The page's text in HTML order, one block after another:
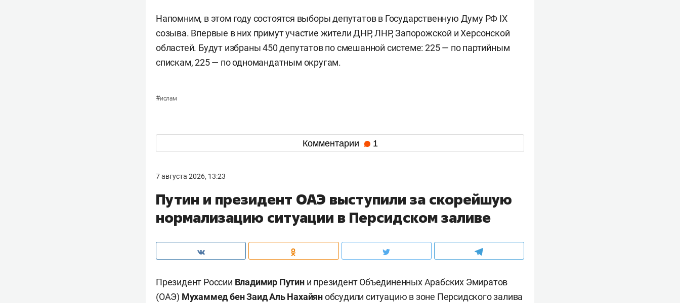
Напомним, в этом году состоятся выборы депутатов в Государственную Думу РФ IX
созыва. Впервые в них примут участие жители ДНР, ЛНР, Запорожской и Херсонской
областей. Будут избраны 450 депутатов по смешанной системе: 225 — по партийным
спискам, 225 — по одномандатным округам.
#ислам
Комментарии 1
7 августа 2026, 13:23
Путин и президент ОАЭ выступили за скорейшую
нормализацию ситуации в Персидском заливе
Президент России Владимир Путини президент Объединенных Арабских Эмиратов
(ОАЭ) Мухаммед бен Заид Аль Нахайянобсудили ситуацию в зоне Персидского залива